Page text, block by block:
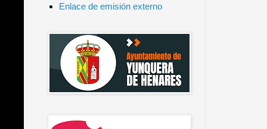
Enlace de emisión externo